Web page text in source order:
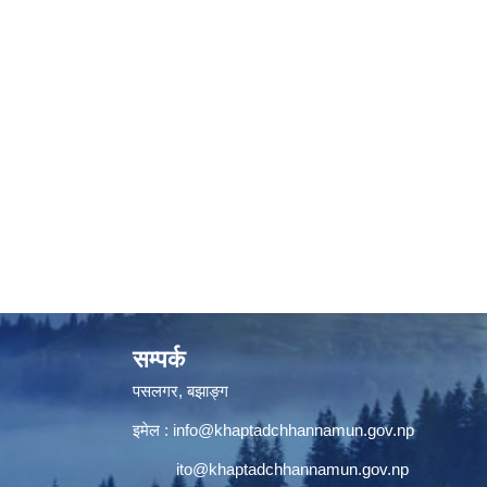
सम्पर्क
पसलगर, बझाङ्ग
इमेल : info@khaptadchhannamun.gov.np
ito@khaptadchhannamun.gov.np